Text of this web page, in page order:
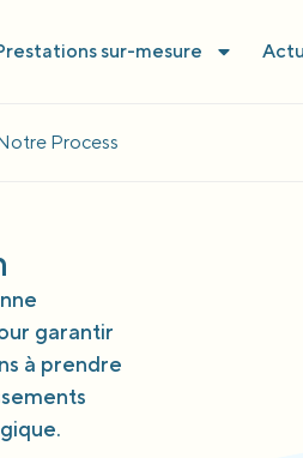
sur-mesure
Process
garantir
à prendre